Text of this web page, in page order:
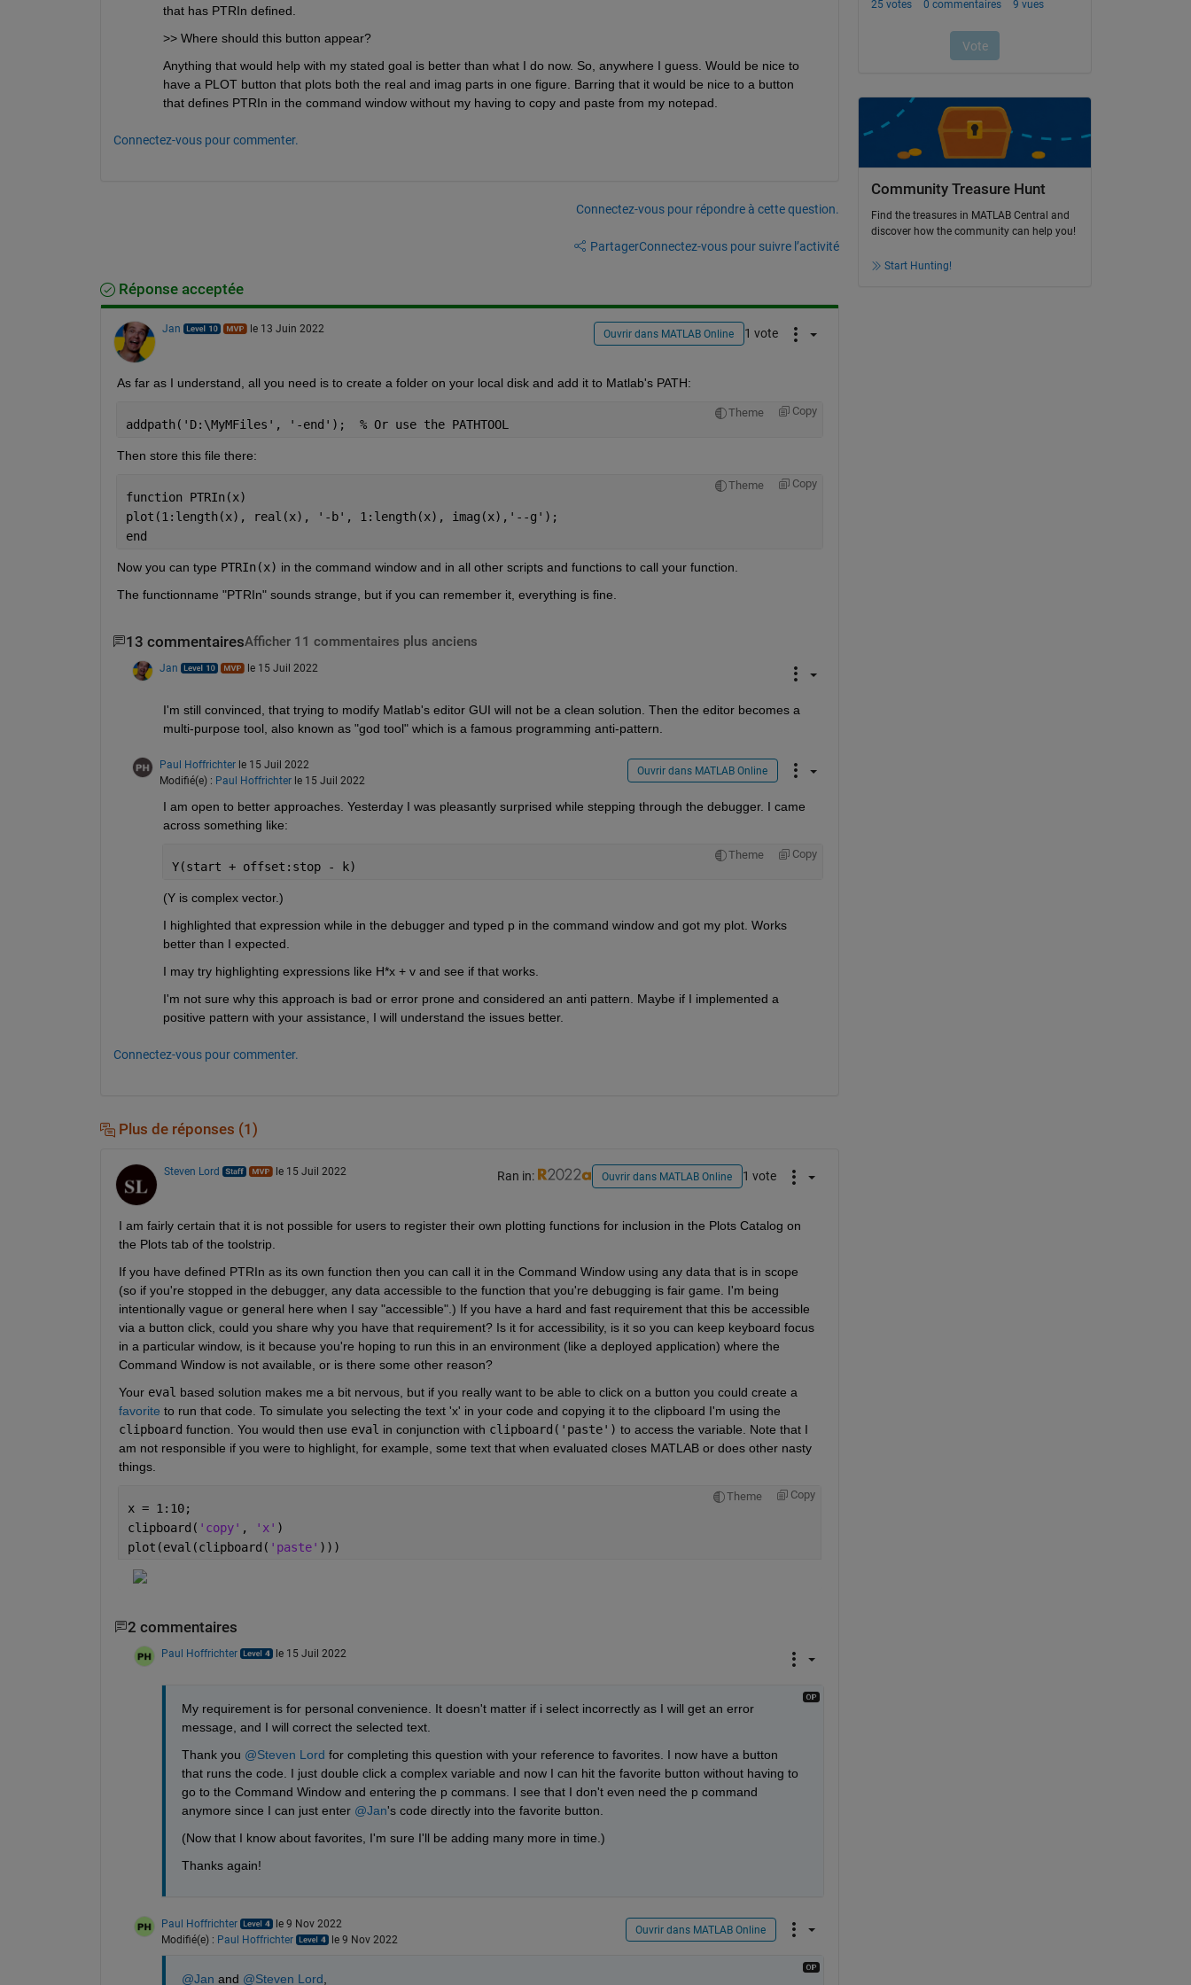
that has PTRIn defined.
>> Where should this button appear?
Anything that would help with my stated goal is better than what I do now. So, anywhere I guess. Would be nice to
have a PLOT button that plots both the real and imag parts in one figure. Barring that it would be nice to a button
that defines PTRIn in the command window without my having to copy and paste from my notepad.
Connectez-vous pour commenter.
Connectez-vous pour répondre à cette question.
PartagerConnectez-vous pour suivre l’activité
Réponse acceptée
Jan le 13 Juin 2022 Ouvrir dans MATLAB Online 1 vote
As far as I understand, all you need is to create a folder on your local disk and add it to Matlab's PATH:
Theme Copy
addpath( 'D:\MyMFiles' , '-end' ); % Or use the PATHTOOL
Then store this file there:
Theme Copy
function PTRIn(x)
plot(1:length(x), real(x),
'-b' , 1:length(x), imag(x), '--g' );
end
Now you can type PTRIn(x) in the command window and in all other scripts and functions to call your function.
The functionname "PTRIn" sounds strange, but if you can remember it, everything is fine.
13 commentairesAfficher 11 commentaires plus anciens
Jan le 15 Juil 2022
I'm still convinced, that trying to modify Matlab's editor GUI will not be a clean solution. Then the editor becomes a
multi-purpose tool, also known as "god tool" which is a famous programming anti-pattern.
Paul Hoffrichter le 15 Juil 2022
Modifié(e) : Paul Hoffrichter le 15 Juil 2022
Ouvrir dans MATLAB Online
I am open to better approaches. Yesterday I was pleasantly surprised while stepping through the debugger. I came
across something like:
Theme Copy
Y(start + offset:stop - k)
(Y is complex vector.)
I highlighted that expression while in the debugger and typed p in the command window and got my plot. Works
better than I expected.
I may try highlighting expressions like H*x + v and see if that works.
I'm not sure why this approach is bad or error prone and considered an anti pattern. Maybe if I implemented a
positive pattern with your assistance, I will understand the issues better.
Connectez-vous pour commenter.
Plus de réponses (1)
Steven Lord le 15 Juil 2022 Ran in: Ouvrir dans MATLAB Online 1 vote
I am fairly certain that it is not possible for users to register their own plotting functions for inclusion in the Plots Catalog on
the Plots tab of the toolstrip.
If you have defined PTRIn as its own function then you can call it in the Command Window using any data that is in scope
(so if you're stopped in the debugger, any data accessible to the function that you're debugging is fair game. I'm being
intentionally vague or general here when I say "accessible".) If you have a hard and fast requirement that this be accessible
via a button click, could you share why you have that requirement? Is it for accessibility, is it so you can keep keyboard focus
in a particular window, is it because you're hoping to run this in an environment (like a deployed application) where the
Command Window is not available, or is there some other reason?
Your eval based solution makes me a bit nervous, but if you really want to be able to click on a button you could create a
favorite
clipboard function. You would then use eval in conjunction with clipboard('paste') to access the variable. Note that I
am not responsible if you were to highlight, for example, some text that when evaluated closes MATLAB or does other nasty
things.
Theme Copy
x = 1:10;
clipboard( 'copy' , 'x' )
plot(eval(clipboard( 'paste' )))
2 commentaires
Paul Hoffrichter le 15 Juil 2022
My requirement is for personal convenience. It doesn't matter if i select incorrectly as I will get an error
message, and I will correct the selected text.
Thank you @Steven Lord for completing this question with your reference to favorites. I now have a button
that runs the code. I just double click a complex variable and now I can hit the favorite button without having to
go to the Command Window and entering the p commans. I see that I don't even need the p command
anymore since I can just enter @Jan's code directly into the favorite button.
(Now that I know about favorites, I'm sure I'll be adding many more in time.)
Thanks again!
Paul Hoffrichter
le 9 Nov 2022
Modifié(e) : Paul Hoffrichter le 9 Nov 2022
Ouvrir dans MATLAB Online
@Jan and @Steven Lord
Community Treasure Hunt
Find the treasures in MATLAB Central and
discover how the community can help you!
Start Hunting!